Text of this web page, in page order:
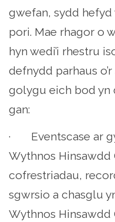
gwefan, sydd
pori. Mae rhagor o
hyn wedi’i rhestru
defnydd parhaus
golygu eich bod yn
gan:
· Eventscase ar
Wythnos Hinsawdd
cofrestriadau,
sgwrsio a chasglu
Wythnos Hinsawdd